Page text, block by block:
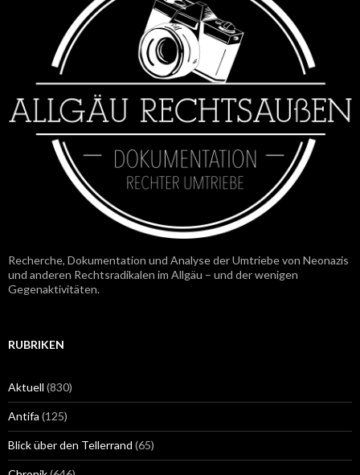
Recherche, Dokumentation und Analyse der Umtriebe von Neonazis
und anderen Rechtsradikalen im Allgäu – und der wenigen
Gegenaktivitäten.
RUBRIKEN
Aktuell (830)
Antifa (125)
Blick über den Tellerrand (65)